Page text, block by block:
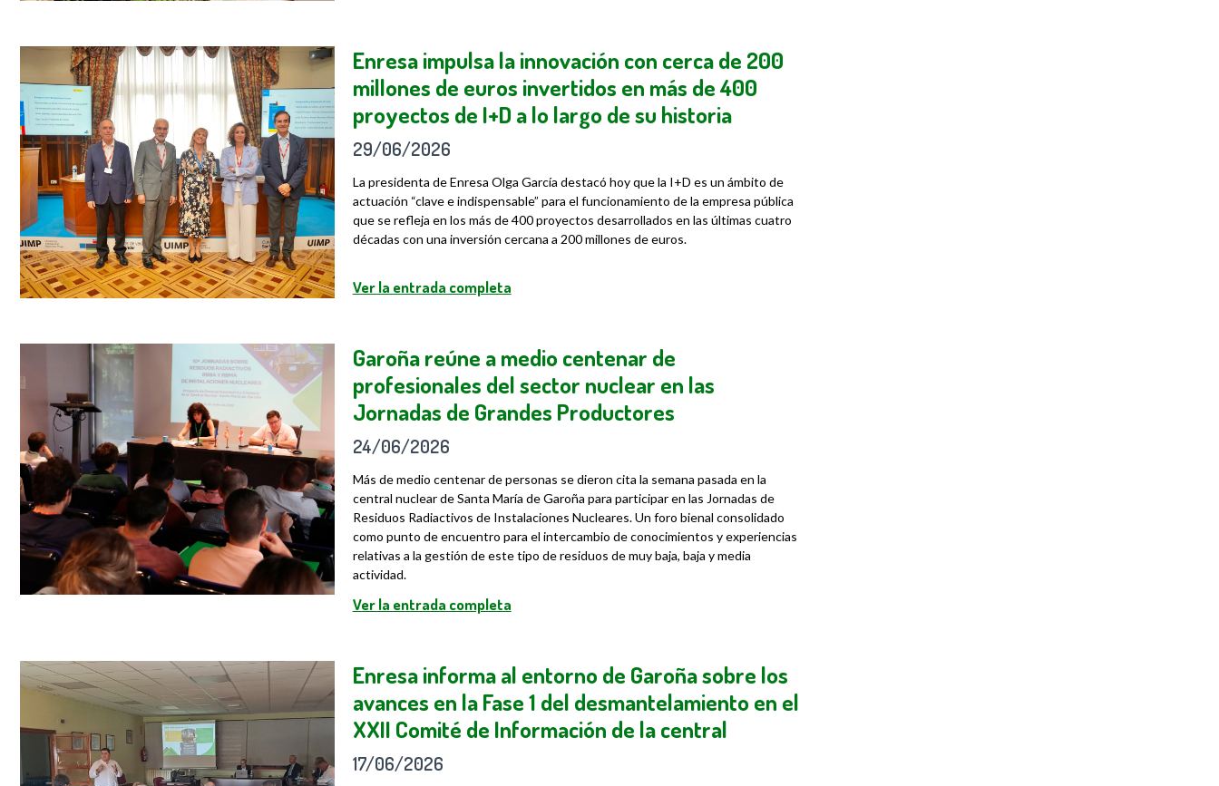
Enresa impulsa la innovación con cerca de 200
millones de euros invertidos en más de 400
proyectos de I+D a lo largo de su historia
29/06/2026
La presidenta de Enresa Olga García destacó hoy que la I+D es un ámbito de
actuación “clave e indispensable” para el funcionamiento de la empresa pública
que se refleja en los más de 400 proyectos desarrollados en las últimas cuatro
décadas con una inversión cercana a 200 millones de euros.
Ver la entrada completa
Garoña reúne a medio centenar de
profesionales del sector nuclear en las
Jornadas de Grandes Productores
24/06/2026
Más de medio centenar de personas se dieron cita la semana pasada en la
central nuclear de Santa María de Garoña para participar en las Jornadas de
Residuos Radiactivos de Instalaciones Nucleares. Un foro bienal consolidado
como punto de encuentro para el intercambio de conocimientos y experiencias
relativas a la gestión de este tipo de residuos de muy baja, baja y media
actividad.
Ver la entrada completa
Enresa informa al entorno de Garoña sobre los
avances en la Fase 1 del desmantelamiento en el
XXII Comité de Información de la central
17/06/2026